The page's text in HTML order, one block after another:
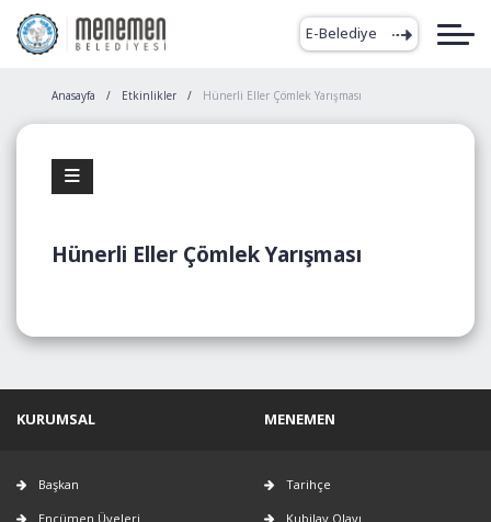
E-Belediye
Anasayfa Etkinlikler Hünerli Eller Çömlek Yarışması
Hünerli Eller Çömlek Yarışması
KURUMSAL
Başkan
Encümen Üyeleri
MENEMEN
Tarihçe
Kubilay Olayı